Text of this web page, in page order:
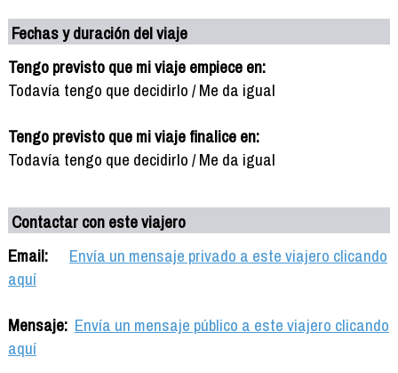
Fechas y duración del viaje
Tengo previsto que mi viaje empiece en:
Todavía tengo que decidirlo / Me da igual
Tengo previsto que mi viaje finalice en:
Todavía tengo que decidirlo / Me da igual
Contactar con este viajero
Email:
Envía un mensaje privado a este viajero clicando
aquí
Mensaje: Envía un mensaje público a este viajero clicando
aquí